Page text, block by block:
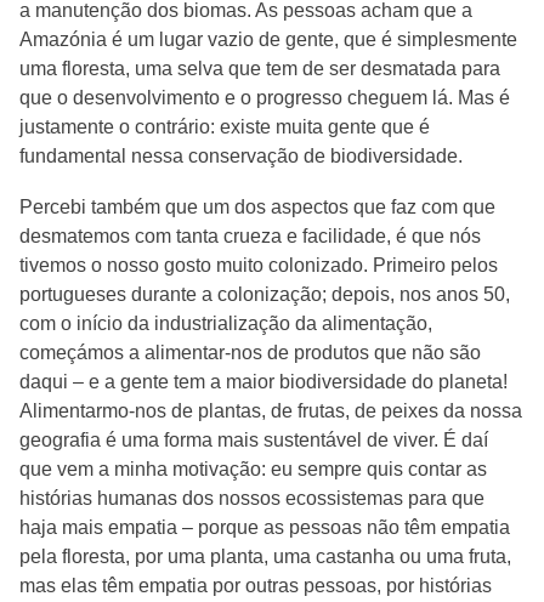
a manutenção dos biomas. As pessoas acham que a
Amazónia é um lugar vazio de gente, que é simplesmente
uma floresta, uma selva que tem de ser desmatada para
que o desenvolvimento e o progresso cheguem lá. Mas é
justamente o contrário: existe muita gente que é
fundamental nessa conservação de biodiversidade.
Percebi também que um dos aspectos que faz com que
desmatemos com tanta crueza e facilidade, é que nós
tivemos o nosso gosto muito colonizado. Primeiro pelos
portugueses durante a colonização; depois, nos anos 50,
com o início da industrialização da alimentação,
começámos a alimentar-nos de produtos que não são
daqui – e a gente tem a maior biodiversidade do planeta!
Alimentarmo-nos de plantas, de frutas, de peixes da nossa
geografia é uma forma mais sustentável de viver. É daí
que vem a minha motivação: eu sempre quis contar as
histórias humanas dos nossos ecossistemas para que
haja mais empatia – porque as pessoas não têm empatia
pela floresta, por uma planta, uma castanha ou uma fruta,
mas elas têm empatia por outras pessoas, por histórias